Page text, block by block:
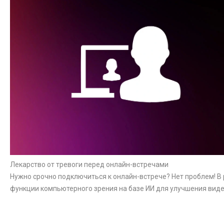
Лекарство от тревоги перед онлайн-встречами
Нужно срочно подключиться к онлайн-встрече? Нет проблем!
функции компьютерного зрения на базе ИИ для улучшения